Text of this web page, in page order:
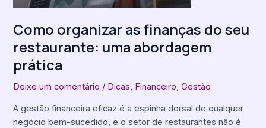
Como organizar as finanças do seu
restaurante: uma abordagem
prática
Deixe um comentário / Dicas, Financeiro,Gestão
A gestão financeira eficaz é a espinha dorsal de qualquer
negócio bem-sucedido, e o setor de restaurantes não é
prática